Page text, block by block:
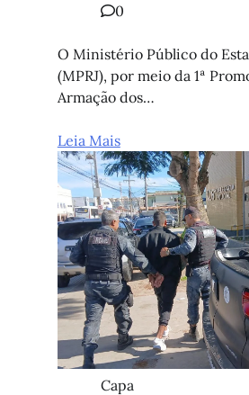
0
O Ministério Público do
(MPRJ), por meio da 1ª
Armação dos…
Leia Mais
Capa